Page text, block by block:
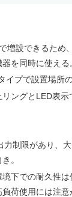
増設できるため
を同時に使える
イプで設置場所
ングとLED表
力制限があり、
。
下での耐久性
荷使用には注意